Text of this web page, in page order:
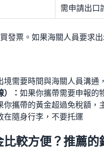
需申請出口
發票。如果海關人員要求
境需要時間與海關人員溝通
： 如果你攜帶需要申報的
你攜帶的黃金超過免稅額，
在隨身行李，不要托運
較方便？推薦的